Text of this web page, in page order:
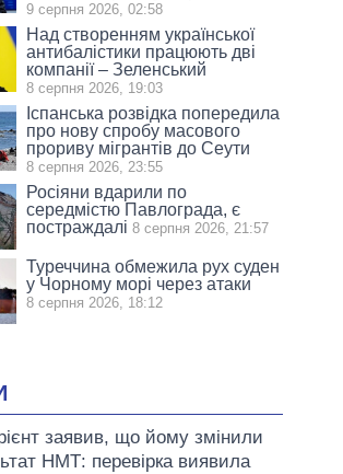
9 серпня 2026, 02:58
Над створенням української
антибалістики працюють дві
компанії – Зеленський
8 серпня 2026, 19:03
Іспанська розвідка попередила
про нову спробу масового
прориву мігрантів до Сеути
8 серпня 2026, 23:55
Росіяни вдарили по
середмістю Павлограда, є
постраждалі 8 серпня 2026, 21:57
Туреччина обмежила рух суден
у Чорному морі через атаки
8 серпня 2026, 18:12
заявив, що йому змінили
НМТ: перевірка виявила